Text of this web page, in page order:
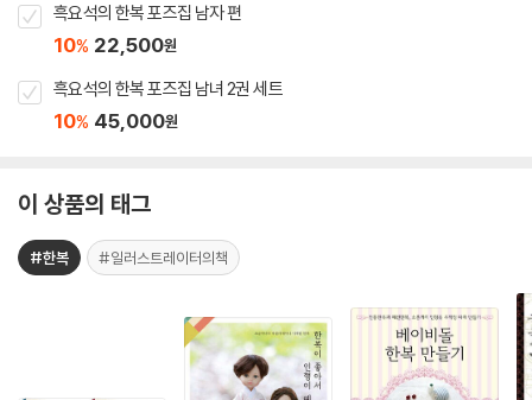
흑요석의 한복 포즈집 남자 편
10% 22,500원
흑요석의 한복 포즈집 남녀 2권 세트
10% 45,000원
이 상품의 태그
#한복 #일러스트레이터의책